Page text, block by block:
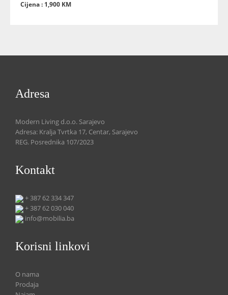
Cijena : 1,900 KM
Adresa
Modern Living d.o.o. Sarajevo
Adresa: Kralja Tvrtka 17, Centar, Sarajevo
REG. Posrednika 107/2023
Kontakt
+ 387 62 334 347
+ 387 62 030 040
info@mobilia.ba
Korisni linkovi
O nama
Prodaja